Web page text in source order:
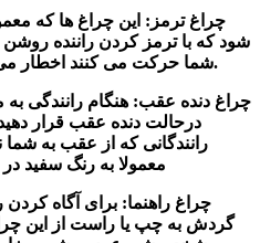
چراغ ترمز : این چراغ ها که
شود که با ترمز کردن راننده
شما حرکت می کنند اخطار می دهد که از سرعت خود کم کنند.
چراغ دنده عقب: هنگام رانندگی
درحالت دنده عقب قرار
رانندگانی که از عقب به
معمولا به رنگ سفید
چراغ راهنما: برای آگاه کردن
گردش به چپ یا راست از این